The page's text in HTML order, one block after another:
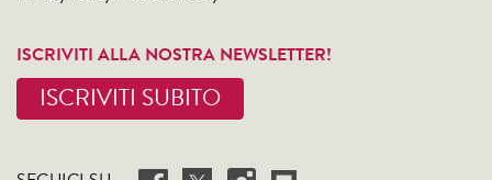
ISCRIVITI ALLA NOSTRA NEWSLETTER!
ISCRIVITI SUBITO